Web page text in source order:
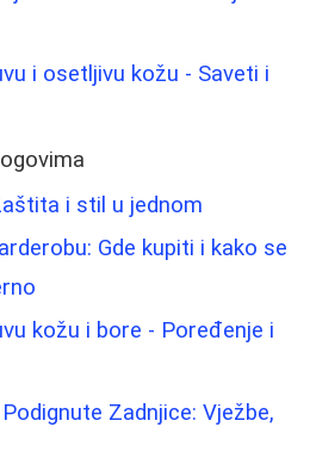
i osetljivu kožu - Saveti i
i stil u jednom
Gde kupiti i kako se
kožu i bore - Poređenje i
Zadnjice: Vježbe,